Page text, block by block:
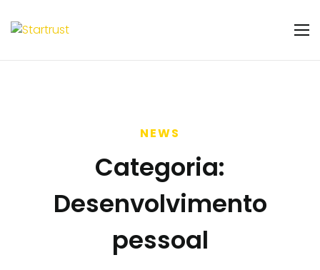
NEWS
Categoria:
Desenvolvimento
pessoal